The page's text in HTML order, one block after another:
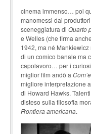
cinema immenso… poi
manomessi dai
sceneggiatura di Quarto
e Welles (che firma
1942, ma né
di un comico banale ma
capolavoro… per i curiosi
miglior film andò a
migliore interpretazione
di Howard Hawks.
disteso sulla filosofia
Frontiera americana.